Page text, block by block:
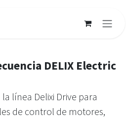
DELIX Electric
línea Delixi Drive para
de control de motores,